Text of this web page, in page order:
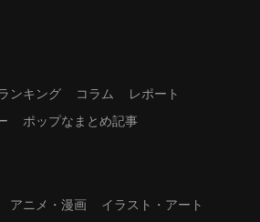
ンキング コラム
レポート
ポップなまとめ記事
アニメ・漫画
イラスト・アート